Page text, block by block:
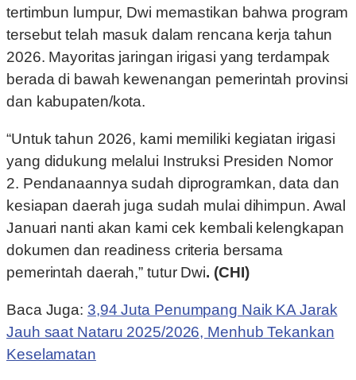
tertimbun lumpur, Dwi memastikan bahwa program
tersebut telah masuk dalam rencana kerja tahun
2026. Mayoritas jaringan irigasi yang terdampak
berada di bawah kewenangan pemerintah provinsi
dan kabupaten/kota.
“Untuk tahun 2026, kami memiliki kegiatan irigasi
yang didukung melalui Instruksi Presiden Nomor
2. Pendanaannya sudah diprogramkan, data dan
kesiapan daerah juga sudah mulai dihimpun. Awal
Januari nanti akan kami cek kembali kelengkapan
dokumen dan readiness criteria bersama
pemerintah daerah,” tutur Dwi. (CHI)
Baca Juga: 3,94 Juta Penumpang Naik KA Jarak
Jauh saat Nataru 2025/2026, Menhub Tekankan
Keselamatan